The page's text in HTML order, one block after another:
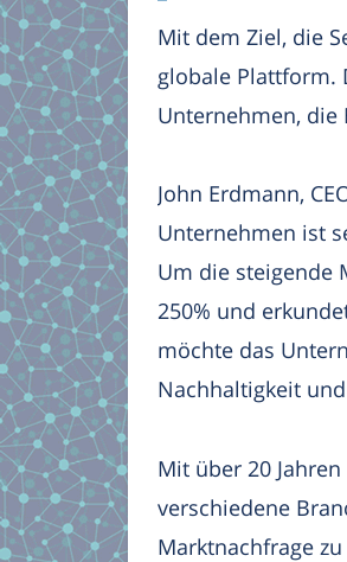
Mit dem Ziel, die
globale Plattform.
Unternehmen, die
John Erdmann,
Unternehmen ist
Um die steigende
250% und
möchte das
Nachhaltigkeit
Mit über 20
verschiedene
Marktnachfrage